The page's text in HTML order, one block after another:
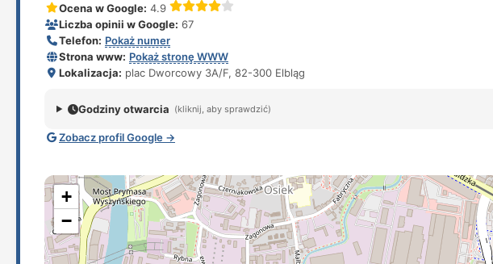
Ocena w Google: 4.9
Liczba opinii w Google: 67
Telefon: Pokaż numer
Strona www: Pokaż stronę WWW
Lokalizacja: plac Dworcowy 3A/F, 82-300 Elbląg
Godziny otwarcia (kliknij, aby sprawdzić)
Zobacz profil Google →
+
−